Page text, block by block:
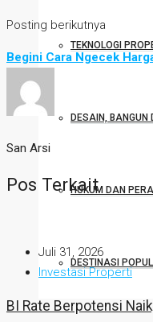
TEKNOLOGI
DESAIN, BANGUN
HUKUM DAN
DESTINASI
Posting berikutnya
Begini Cara Ngecek
San Arsi
Pos Terkait
Juli 31, 2026
Investasi Properti
BI Rate Berpotensi